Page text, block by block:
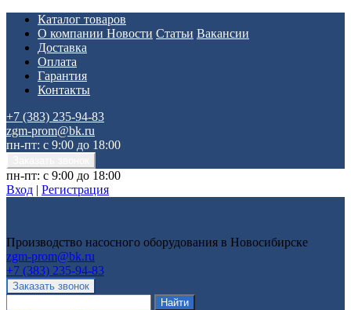
Каталог товаров
О компании Новости Статьи Вакансии
Доставка
Оплата
Гарантия
Контакты
+7 (383) 235-94-83
zgm-prom@bk.ru
пн-пт: с 9:00 до 18:00
пн-пт: с 9:00 до 18:00
Вход | Регистрация
Производство насосного оборудования в Новосибирске
zgm-prom@bk.ru
+7 (383) 235-94-83